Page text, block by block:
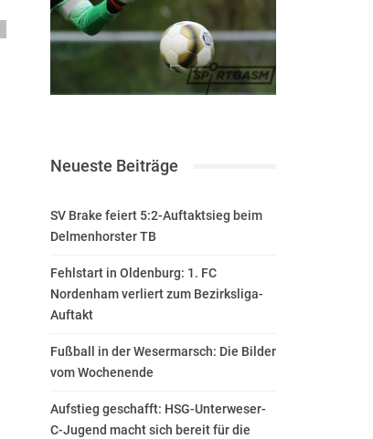
Neueste Beiträge
SV Brake feiert 5:2-Auftaktsieg beim
Delmenhorster TB
Fehlstart in Oldenburg: 1. FC
Nordenham verliert zum Bezirksliga-
Auftakt
Fußball in der Wesermarsch: Die Bilder
vom Wochenende
Aufstieg geschafft: HSG-Unterweser-
C-Jugend macht sich bereit für die